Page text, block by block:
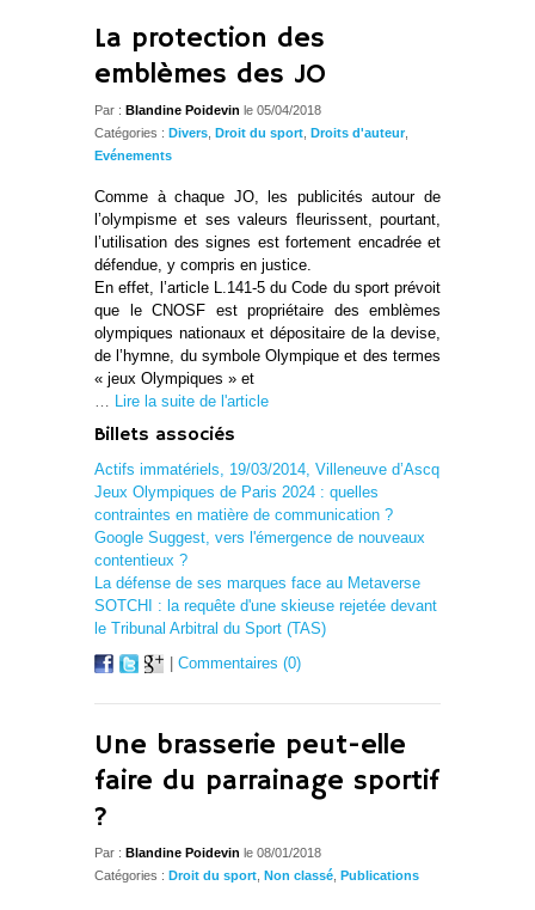
La protection des
emblèmes des JO
Par : Blandine Poidevin le 05/04/2018
Catégories : Divers Droit du sport Droits d'auteur,
Evénements
Comme à chaque JO, les publicités autour de
l’olympisme et ses valeurs fleurissent, pourtant,
l’utilisation des signes est fortement encadrée et
défendue, y compris en justice.
En effet, l’article L.141-5 du Code du sport prévoit
que le CNOSF est propriétaire des emblèmes
olympiques nationaux et dépositaire de la devise,
de l’hymne, du symbole Olympique et des termes
« jeux Olympiques » et
… Lire la suite de l'article
Billets associés
Actifs immatériels, 19/03/2014, Villeneuve d’Ascq
Jeux Olympiques de Paris 2024 : quelles
contraintes en matière de communication ?
Google Suggest, vers l'émergence de nouveaux
contentieux ?
La défense de ses marques face au Metaverse
SOTCHI : la requête d'une skieuse rejetée devant
le Tribunal Arbitral du Sport (TAS)
Commentaires (0)
Une brasserie peut-elle
faire du parrainage sportif
?
Par : Blandine Poidevin le 08/01/2018
Catégories : Droit du sport Non classé Publications